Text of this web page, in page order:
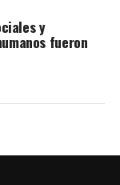
y
fueron